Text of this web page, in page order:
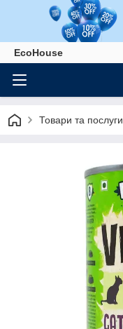
EcoHouse
Товари та послуги